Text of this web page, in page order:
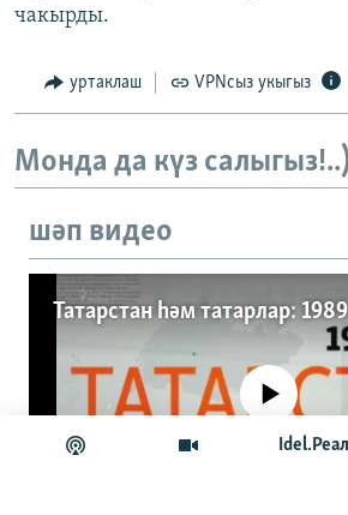
чакырды.
уртаклаш VPNсыз укыгыз
Монда да күз
шәп видео
Татарстан һәм татарлар:
No media source